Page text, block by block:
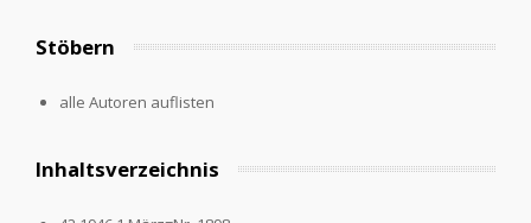
Stöbern
alle Autoren auflisten
Inhaltsverzeichnis